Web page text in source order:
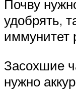
Почву
удобрять,
иммунитет
Засохшие
нужно